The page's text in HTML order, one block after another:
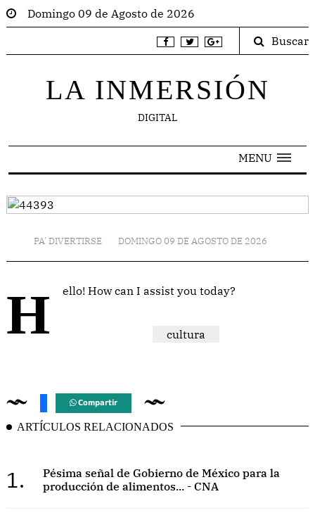
Domingo 09 de Agosto de 2026
Buscar
LA INMERSIÓN
DIGITAL
MENU
PA' DIVERTIRSE DOMINGO 09 DE AGOSTO DE 2026
Hello! How can I assist you today?
cultura
Compartir
ARTÍCULOS RELACIONADOS
1.
Pésima señal de Gobierno de México para la
producción de alimentos... - CNA